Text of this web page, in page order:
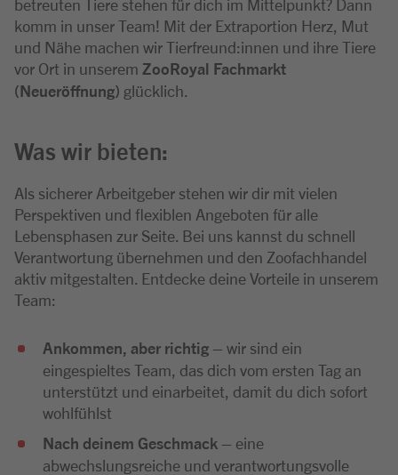
komm in unser Team! Mit der Extraportion Herz, Mut
und Nähe machen wir Tierfreund:innen und ihre Tiere
vor Ort in unserem ZooRoyal Fachmarkt
(Neueröffnung) glücklich.
Was wir bieten:
Als sicherer Arbeitgeber stehen wir dir mit vielen
Perspektiven und flexiblen Angeboten für alle
Lebensphasen zur Seite. Bei uns kannst du schnell
Verantwortung übernehmen und den Zoofachhandel
aktiv mitgestalten. Entdecke deine Vorteile in unserem
Team:
Ankommen, aber richtig – wir sind ein
eingespieltes Team, das dich vom ersten Tag an
unterstützt und einarbeitet, damit du dich sofort
wohlfühlst
Nach deinem Geschmack – eine
abwechslungsreiche und verantwortungsvolle